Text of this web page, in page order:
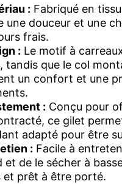
: Fabriqué en
une douceur et une
frais.
: Le motif à
tandis que le col
un confort et une
: Conçu pour
ce gilet
adapté pour être
: Facile à
et de le sécher à
et prêt à être porté.